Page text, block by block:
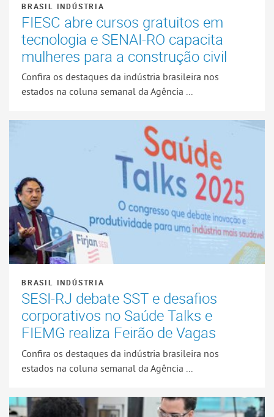
BRASIL INDÚSTRIA
FIESC abre cursos gratuitos em
tecnologia e SENAI-RO capacita
mulheres para a construção civil
Confira os destaques da indústria brasileira nos
estados na coluna semanal da Agência ...
BRASIL INDÚSTRIA
SESI-RJ debate SST e desafios
corporativos no Saúde Talks e
FIEMG realiza Feirão de Vagas
Confira os destaques da indústria brasileira nos
estados na coluna semanal da Agência ...